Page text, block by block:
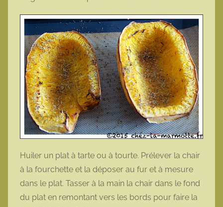
Huiler un plat à tarte ou à tourte. Prélever la chair
à la fourchette et la déposer au fur et à mesure
dans le plat. Tasser à la main la chair dans le fond
du plat en remontant vers les bords pour faire la